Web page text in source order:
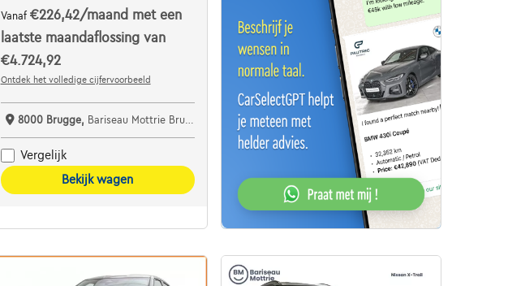
Vanaf €226,42/maand met een
laatste maandaflossing van
€4.724,92
Ontdek het volledige cijfervoorbeeld
8000 Brugge, Bariseau Mottrie Brugge
Vergelijk
Bekijk wagen